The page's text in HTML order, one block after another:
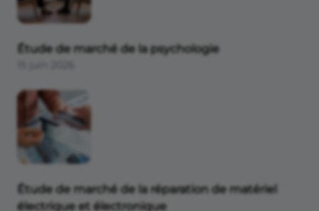
Étude de marché de la psychologie
Étude de marché de la réparation de matériel
électrique et électronique